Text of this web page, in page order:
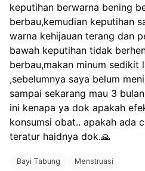
keputihan berwarna bening
berbau,kemudian keputihan
warna kehijauan terang dan
bawah keputihan tidak
berbau,makan minum sedikit
,sebelumnya saya belum
sampai sekarang mau 3
ini kenapa ya dok apakah
konsumsi obat.. apakah ada
teratur haidnya dok.🙏
Bayi Tabung Menstruasi